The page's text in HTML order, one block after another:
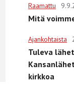
Raamattu
Mitä
Ajankohtaista
Tuleva
kirkkoa